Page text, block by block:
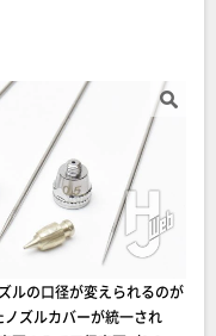
ルの口径が変えられるのが
ズルカバーが統一され